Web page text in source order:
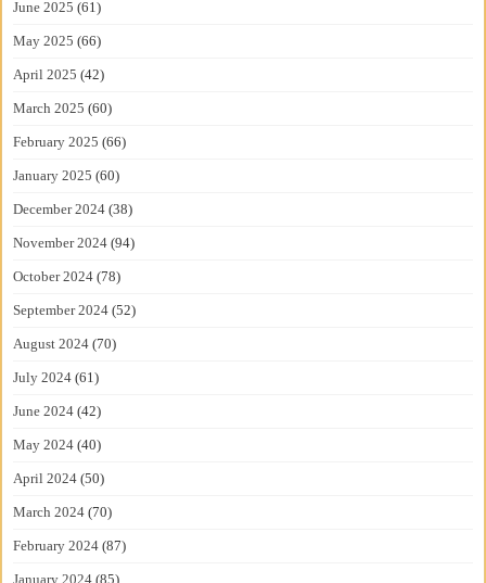
June 2025 (61)
May 2025 (66)
April 2025 (42)
March 2025 (60)
February 2025 (66)
January 2025 (60)
December 2024 (38)
November 2024 (94)
October 2024 (78)
September 2024 (52)
August 2024 (70)
July 2024 (61)
June 2024 (42)
May 2024 (40)
April 2024 (50)
March 2024 (70)
February 2024 (87)
January 2024 (85)